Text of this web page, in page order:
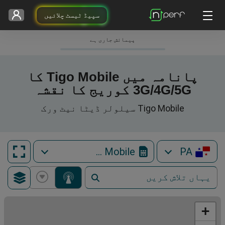
سپیڈ ٹیسٹ چلائیں
پیمائش جاری ہے
پانامہ میں Tigo Mobile کا
3G/4G/5G کوریج کا نقشہ
Tigo Mobile سیلولر ڈیٹا نیٹ ورک
PA
Tigo Mobile
+